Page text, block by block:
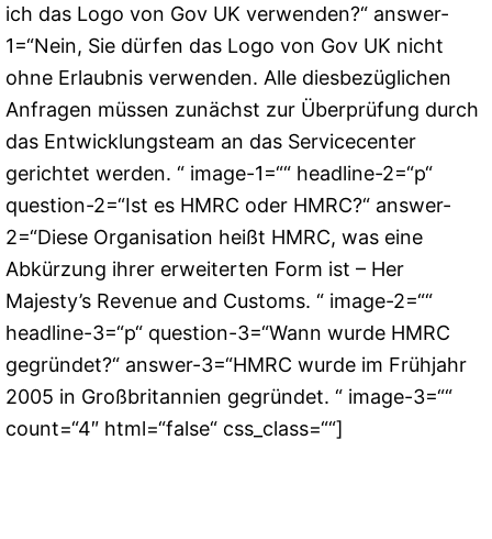
ich das Logo von Gov UK verwenden?“ answer-
1=“Nein, Sie dürfen das Logo von Gov UK nicht
ohne Erlaubnis verwenden. Alle diesbezüglichen
Anfragen müssen zunächst zur Überprüfung durch
das Entwicklungsteam an das Servicecenter
gerichtet werden. “ image-1=““ headline-2=“p“
question-2=“Ist es HMRC oder HMRC?“ answer-
2=“Diese Organisation heißt HMRC, was eine
Abkürzung ihrer erweiterten Form ist – Her
Majesty’s Revenue and Customs. “ image-2=““
headline-3=“p“ question-3=“Wann wurde HMRC
gegründet?“ answer-3=“HMRC wurde im Frühjahr
2005 in Großbritannien gegründet. “ image-3=““
count=“4″ html=“false“ css_class=““]